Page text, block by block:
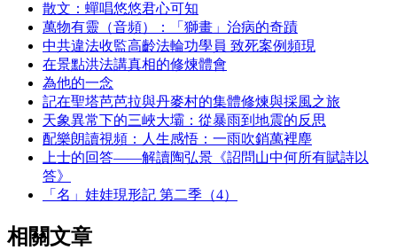
散文：蟬唱悠悠君心可知
萬物有靈（音頻）：「獅畫」治病的奇蹟
中共違法收監高齡法輪功學員 致死案例頻現
在景點洪法講真相的修煉體會
為他的一念
記在聖塔芭芭拉與丹麥村的集體修煉與採風之旅
天象異常下的三峽大壩：從暴雨到地震的反思
配樂朗讀視頻：人生感悟：一雨吹銷萬裡塵
上士的回答——解讀陶弘景《詔問山中何所有賦詩以
答》
「名」娃娃現形記 第二季（4）
相關文章